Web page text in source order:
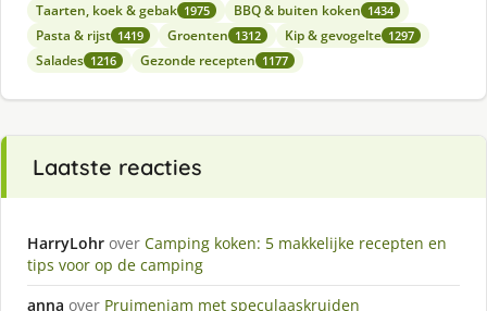
Taarten, koek & gebak 1975 BBQ & buiten koken 1434
Pasta & rijst 1419 Groenten 1312 Kip & gevogelte 1297
Salades 1216 Gezonde recepten 1177
Laatste reacties
HarryLohr over Camping koken: 5 makkelijke recepten en
tips voor op de camping
anna over Pruimenjam met speculaaskruiden